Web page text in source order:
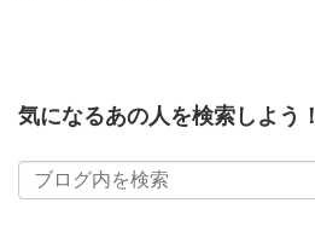
気になるあの人を検索しよう